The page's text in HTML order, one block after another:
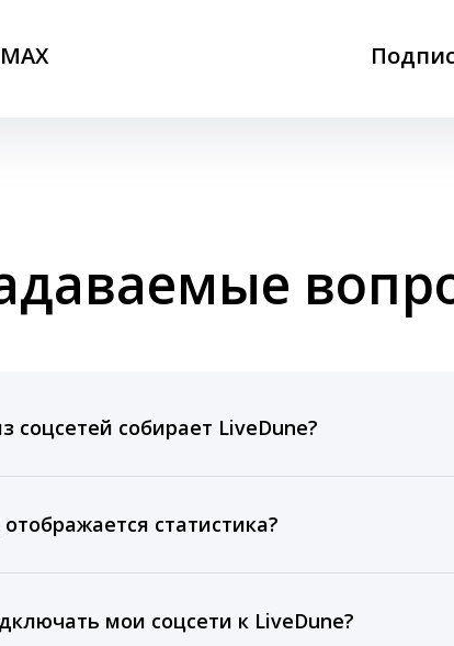
соцсетей собирает LiveDune?
показываем лучшие посты и присылаем
статистика?
Блогер. При оплате тарифа Бизнес
мои соцсети к LiveDune?